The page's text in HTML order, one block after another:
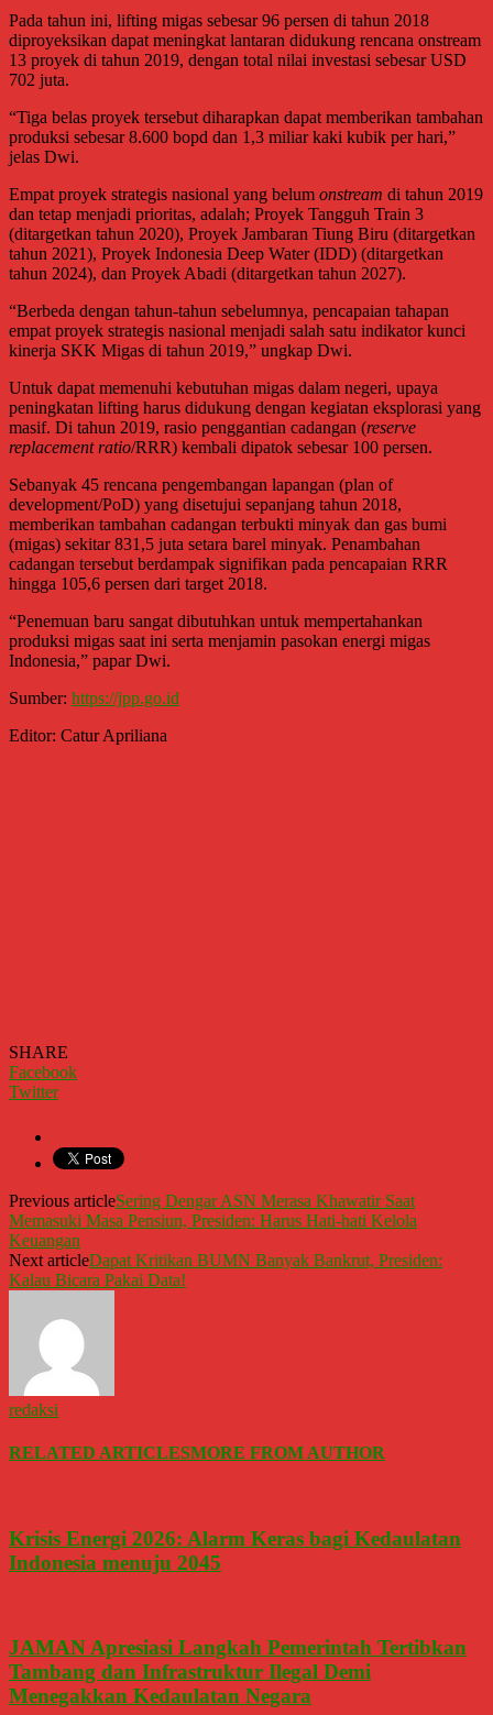
Pada tahun ini, lifting migas sebesar 96 persen di tahun 2018
diproyeksikan dapat meningkat lantaran didukung rencana onstream
13 proyek di tahun 2019, dengan total nilai investasi sebesar USD
702 juta.
“Tiga belas proyek tersebut diharapkan dapat memberikan tambahan
produksi sebesar 8.600 bopd dan 1,3 miliar kaki kubik per hari,”
jelas Dwi.
Empat proyek strategis nasional yang belum onstream di tahun 2019
dan tetap menjadi prioritas, adalah; Proyek Tangguh Train 3
(ditargetkan tahun 2020), Proyek Jambaran Tiung Biru (ditargetkan
tahun 2021), Proyek Indonesia Deep Water (IDD) (ditargetkan
tahun 2024), dan Proyek Abadi (ditargetkan tahun 2027).
“Berbeda dengan tahun-tahun sebelumnya, pencapaian tahapan
empat proyek strategis nasional menjadi salah satu indikator kunci
kinerja SKK Migas di tahun 2019,” ungkap Dwi.
Untuk dapat memenuhi kebutuhan migas dalam negeri, upaya
peningkatan lifting harus didukung dengan kegiatan eksplorasi yang
masif. Di tahun 2019, rasio penggantian cadangan (reserve
replacement ratio/RRR) kembali dipatok sebesar 100 persen.
Sebanyak 45 rencana pengembangan lapangan (plan of
development/PoD) yang disetujui sepanjang tahun 2018,
memberikan tambahan cadangan terbukti minyak dan gas bumi
(migas) sekitar 831,5 juta setara barel minyak. Penambahan
cadangan tersebut berdampak signifikan pada pencapaian RRR
hingga 105,6 persen dari target 2018.
“Penemuan baru sangat dibutuhkan untuk mempertahankan
produksi migas saat ini serta menjamin pasokan energi migas
Indonesia,” papar Dwi.
Sumber: https://jpp.go.id
Editor: Catur Apriliana
SHARE
Facebook
Twitter
Previous articleSering Dengar ASN Merasa Khawatir Saat
Memasuki Masa Pensiun, Presiden: Harus Hati-hati Kelola
Keuangan
Next articleDapat Kritikan BUMN Banyak Bankrut, Presiden:
Kalau Bicara Pakai Data!
redaksi
RELATED ARTICLESMORE FROM AUTHOR
Krisis Energi 2026: Alarm Keras bagi Kedaulatan
Indonesia menuju 2045
JAMAN Apresiasi Langkah Pemerintah Tertibkan
Tambang dan Infrastruktur Ilegal Demi
Menegakkan Kedaulatan Negara